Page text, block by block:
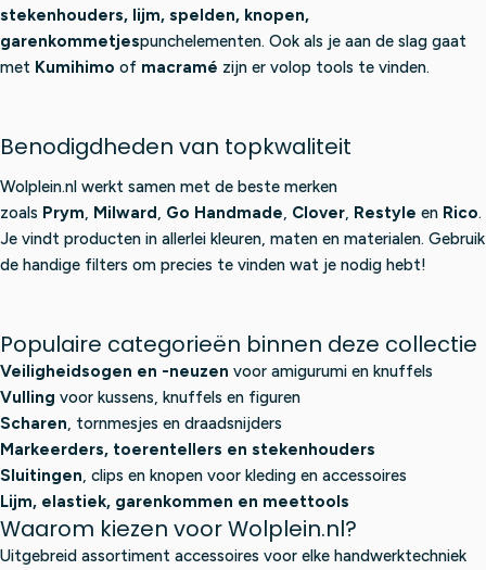
stekenhouders, lijm, spelden, knopen,
garenkommetjespunchelementen. Ook als je aan de slag gaat
met Kumihimo of macramé zijn er volop tools te vinden.
Benodigdheden van topkwaliteit
Wolplein.nl werkt samen met de beste merken
zoals Prym, Milward, Go Handmade, Clover, Restyle en Rico.
Je vindt producten in allerlei kleuren, maten en materialen. Gebruik
de handige filters om precies te vinden wat je nodig hebt!
Populaire categorieën binnen deze collectie
Veiligheidsogen en -neuzen voor amigurumi en knuffels
Vulling voor kussens, knuffels en figuren
Scharen, tornmesjes en draadsnijders
Markeerders, toerentellers en stekenhouders
Sluitingen, clips en knopen voor kleding en accessoires
Lijm, elastiek, garenkommen en meettools
Waarom kiezen voor Wolplein.nl?
Uitgebreid assortiment accessoires voor elke handwerktechniek